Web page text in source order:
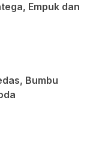
Empuk dan
Bumbu